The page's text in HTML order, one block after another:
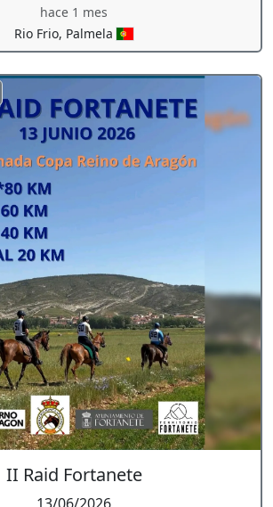
hace 1 mes
Rio Frio, Palmela
II Raid Fortanete